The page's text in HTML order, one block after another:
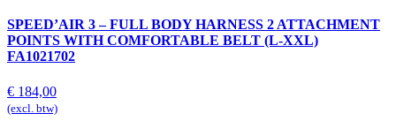
SPEED’AIR 3 – FULL BODY HARNESS 2 ATTACHMENT
POINTS WITH COMFORTABLE BELT (L-XXL)
FA1021702
€ 184,00
(excl. btw)